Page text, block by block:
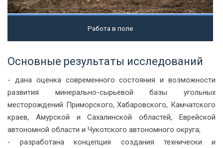
Работа в поле
Основные результаты исследований
- дана оценка современного состояния и возможности
развития минерально-сырьевой базы угольных
месторождений Приморского, Хабаровского, Камчатского
краев, Амурской и Сахалинской областей, Еврейской
автономной области и Чукотского автономного округа;
- разработана концепция создания технически и